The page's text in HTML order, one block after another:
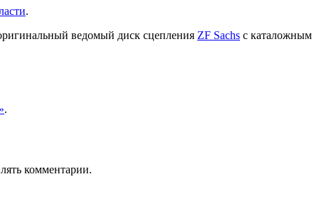
.
ведомый диск сцепления ZF Sachs с
.
комментарии.